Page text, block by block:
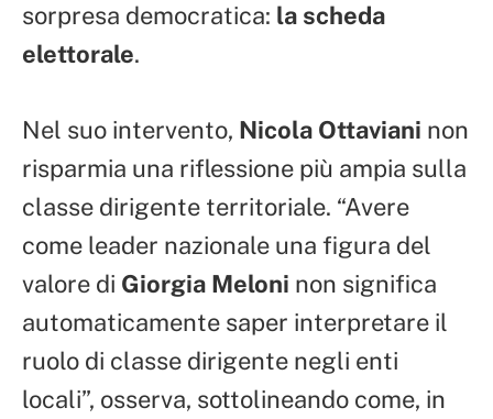
sorpresa democratica: la scheda
elettorale.
Nel suo intervento, Nicola Ottaviani non
risparmia una riflessione più ampia sulla
classe dirigente territoriale. “Avere
come leader nazionale una figura del
valore di Giorgia Meloni non significa
automaticamente saper interpretare il
ruolo di classe dirigente negli enti
locali”, osserva, sottolineando come, in